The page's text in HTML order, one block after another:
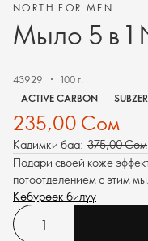
NORTH FOR MEN
Мыло 5 в 1
43929
100 г.
ACTIVE CARBON
235,00 Сом
Кадимки баа: 375,00 Сом
Подари своей коже
потоотделением с этим
Көбүрөөк билүү